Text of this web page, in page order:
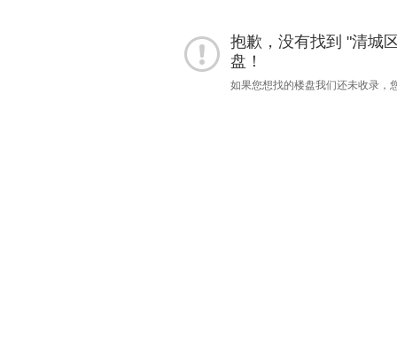
抱歉，没有找到 "清城
盘！
如果您想找的楼盘我们还未收录，